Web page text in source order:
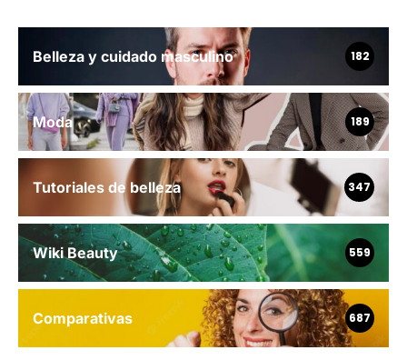
Belleza y cuidado masculino 182
Moda 189
Tutoriales de belleza 347
Wiki Beauty 559
Comparativas 687